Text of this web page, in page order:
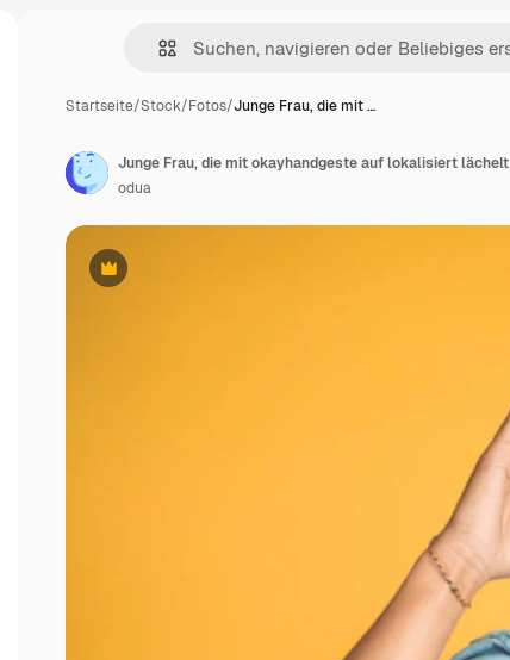
Startseite/Stock/Fotos/Junge Frau, die mit …
Premium
Junge Frau, die mit okayhandgeste auf lokalisiert lächelt
odua